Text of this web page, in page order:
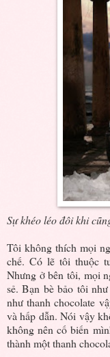
Sự khéo léo đôi khi
Tôi không thích mọi
chế. Có lẽ tôi thuộc
Nhưng ở bên tôi, mọi
sẻ. Bạn bè bảo tôi
như thanh chocolate
và hấp dẫn. Nói vậy
không nên cố biến
thành một thanh